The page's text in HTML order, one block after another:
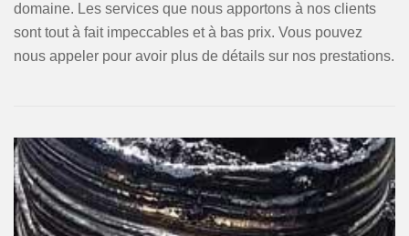
domaine. Les services que nous apportons à nos clients
sont tout à fait impeccables et à bas prix. Vous pouvez
nous appeler pour avoir plus de détails sur nos prestations.